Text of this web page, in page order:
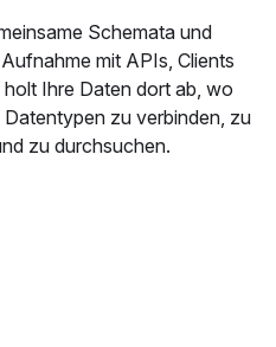
Schemata und
mit APIs, Clients
Ihre Daten dort ab, wo
zu verbinden, zu
zu durchsuchen.